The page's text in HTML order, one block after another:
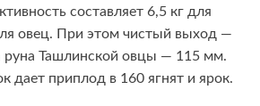
составляет 6,5 кг для
овец. При этом чистый выход —
руна Ташлинской овцы — 115 мм.
дает приплод в 160 ягнят и ярок.